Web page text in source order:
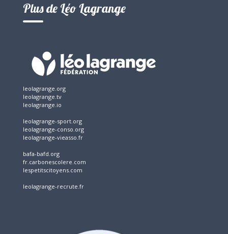
Plus de Léo Lagrange
leolagrange.org
leolagrange.tv
leolagrange.io
leolagrange-sport.org
leolagrange-conso.org
leolagrange-vieasso.fr
bafa-bafd.org
fr.carbonescolere.com
lespetitscitoyens.com
leolagrange-recrute.fr